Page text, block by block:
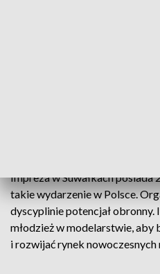
Impreza w Suwałkach
takie wydarzenie w Polsce.
dyscyplinie potencjał obronny.
młodzież w modelarstwie, aby
i rozwijać rynek